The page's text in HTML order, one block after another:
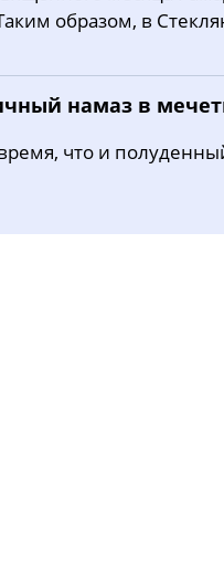
образом, в
намаз в
что и